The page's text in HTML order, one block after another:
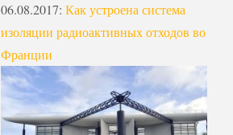
06.08.2017: Как устроена система
изоляции радиоактивных отходов во
Франции